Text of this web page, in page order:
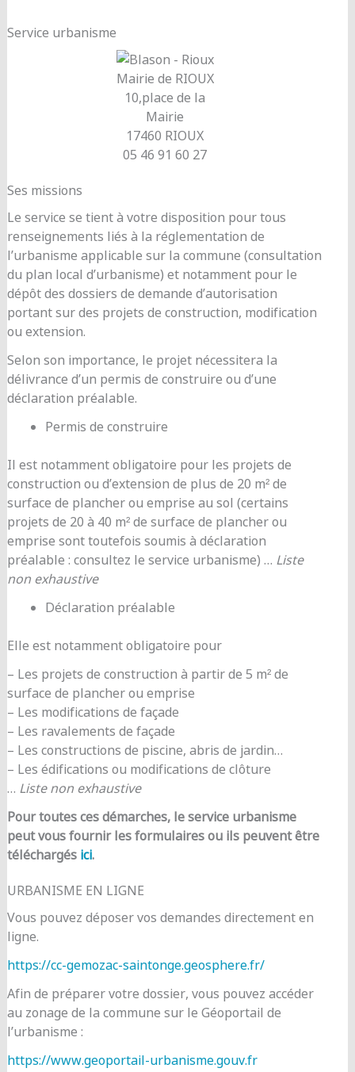
Service urbanisme
Mairie de RIOUX
10,place de la
Mairie
17460 RIOUX
05 46 91 60 27
Ses missions
Le service se tient à votre disposition pour tous
renseignements liés à la réglementation de
l’urbanisme applicable sur la commune (consultation
du plan local d’urbanisme) et notamment pour le
dépôt des dossiers de demande d’autorisation
portant sur des projets de construction, modification
ou extension.
Selon son importance, le projet nécessitera la
délivrance d’un permis de construire ou d’une
déclaration préalable.
Permis de construire
Il est notamment obligatoire pour les projets de
construction ou d’extension de plus de 20 m² de
surface de plancher ou emprise au sol (certains
projets de 20 à 40 m² de surface de plancher ou
emprise sont toutefois soumis à déclaration
préalable : consultez le service urbanisme) … Liste
non exhaustive
Déclaration préalable
Elle est notamment obligatoire pour
– Les projets de construction à partir de 5 m² de
surface de plancher ou emprise
– Les modifications de façade
– Les ravalements de façade
– Les constructions de piscine, abris de jardin…
– Les édifications ou modifications de clôture
… Liste non exhaustive
Pour toutes ces démarches, le service urbanisme
peut vous fournir les formulaires ou ils peuvent être
téléchargés ici.
URBANISME EN LIGNE
Vous pouvez déposer vos demandes directement en
ligne.
https://cc-gemozac-saintonge.geosphere.fr/
Afin de préparer votre dossier, vous pouvez accéder
au zonage de la commune sur le Géoportail de
l’urbanisme :
https://www.geoportail-urbanisme.gouv.fr